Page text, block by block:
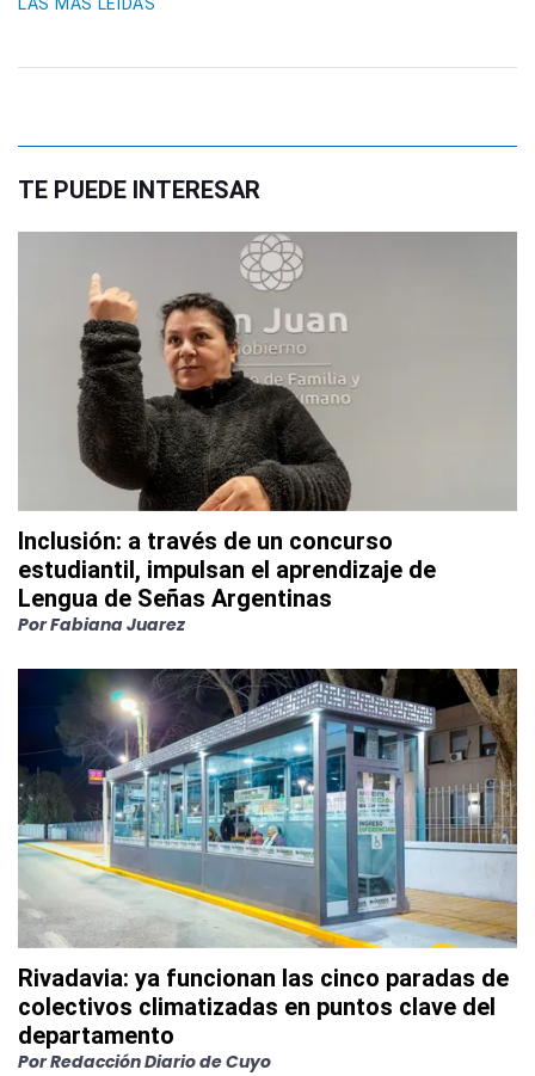
TE PUEDE INTERESAR
Inclusión: a través de un concurso
estudiantil, impulsan el aprendizaje de
Lengua de Señas Argentinas
PorFabiana Juarez
Rivadavia: ya funcionan las cinco paradas de
colectivos climatizadas en puntos clave del
departamento
PorRedacción Diario de Cuyo